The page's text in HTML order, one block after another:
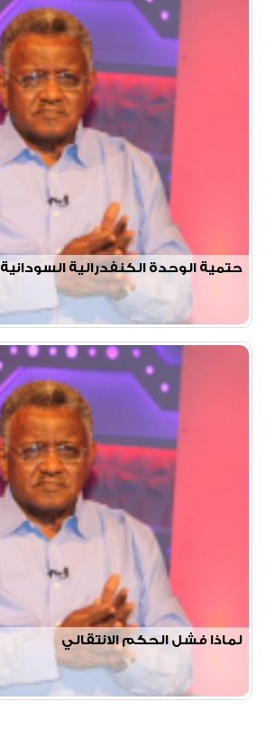
حتمية الوحدة الكنفدرالية السودانية
لماذا فشل الحكم الانتقالي